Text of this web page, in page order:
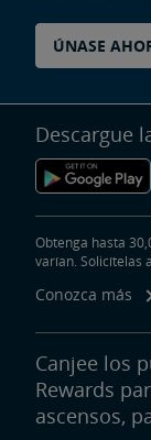
ÚNASE
Descargue
Obtenga hasta
varían. Solicítelas
Conozca más
Canjee los
Rewards
ascensos,